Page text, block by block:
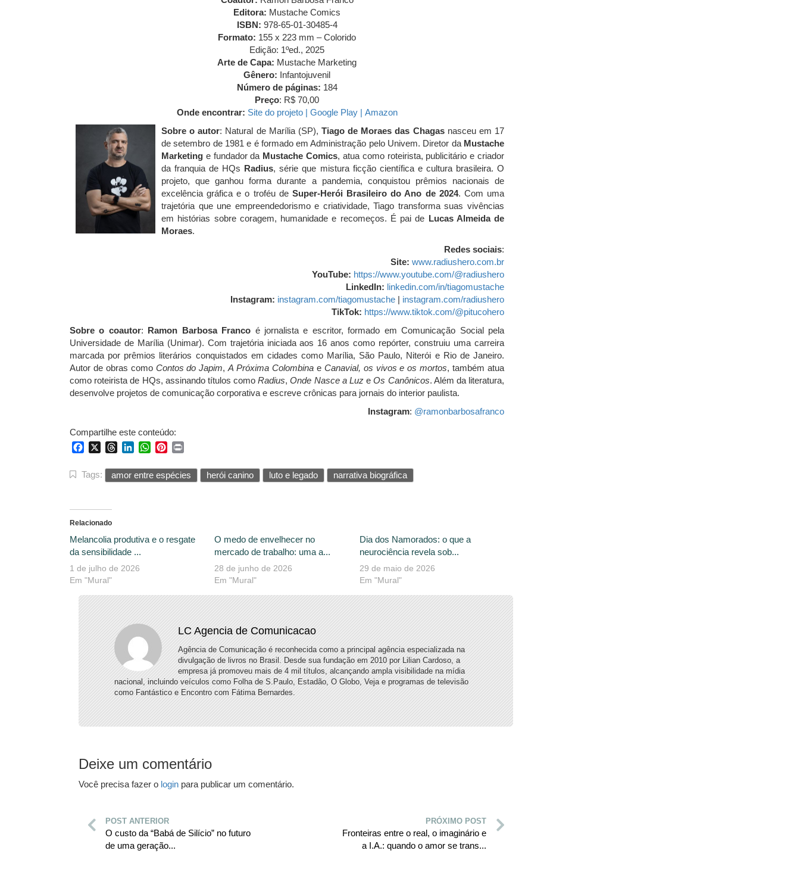
Editora: Mustache Comics
ISBN: 978-65-01-30485-4
Formato: 155 x 223 mm – Colorido
Edição: 1ºed., 2025
Arte de Capa: Mustache Marketing
Gênero: Infantojuvenil
Número de páginas: 184
Preço: R$ 70,00
Onde encontrar: Site do projeto | Google Play | Amazon
Sobre o autor: Natural de Marília (SP), Tiago de Moraes das Chagas nasceu em 17
de setembro de 1981 e é formado em Administração pelo Univem. Diretor da Mustache
Marketing e fundador da Mustache Comics, atua como roteirista, publicitário e criador
da franquia de HQs Radius, série que mistura ficção científica e cultura brasileira. O
projeto, que ganhou forma durante a pandemia, conquistou prêmios nacionais de
excelência gráfica e o troféu de Super-Herói Brasileiro do Ano de 2024. Com uma
trajetória que une empreendedorismo e criatividade, Tiago transforma suas vivências
em histórias sobre coragem, humanidade e recomeços. É pai de Lucas Almeida de
Moraes.
Redes sociais:
Site: www.radiushero.com.br
YouTube: https://www.youtube.com/@radiushero
LinkedIn: linkedin.com/in/tiagomustache
Instagram: instagram.com/tiagomustache | instagram.com/radiushero
TikTok: https://www.tiktok.com/@pitucohero
Sobre o coautor: Ramon Barbosa Franco é jornalista e escritor, formado em Comunicação Social pela
Universidade de Marília (Unimar). Com trajetória iniciada aos 16 anos como repórter, construiu uma carreira
marcada por prêmios literários conquistados em cidades como Marília, São Paulo, Niterói e Rio de Janeiro.
Autor de obras como Contos do Japim, A Próxima Colombina e Canavial, os vivos e os mortos, também atua
como roteirista de HQs, assinando títulos como Radius, Onde Nasce a Luz e Os Canônicos. Além da literatura,
desenvolve projetos de comunicação corporativa e escreve crônicas para jornais do interior paulista.
Instagram: @ramonbarbosafranco
Compartilhe este conteúdo:
FacebookThreadsLinkedInWhatsApp
Pinterest
Tags: amor entre espécies herói canino luto e legado narrativa biográfica
Relacionado
Melancolia produtiva e o resgate
da sensibilidade ...
1 de julho de 2026
Em "Mural"
O medo de envelhecer no
mercado de trabalho: uma a...
28 de junho de 2026
Em "Mural"
Dia dos Namorados: o que a
neurociência revela sob...
29 de maio de 2026
Em "Mural"
LC Agencia de Comunicacao
Agência de Comunicação é reconhecida como a principal agência especializada na
divulgação de livros no Brasil. Desde sua fundação em 2010 por Lilian Cardoso, a
empresa já promoveu mais de 4 mil títulos, alcançando ampla visibilidade na mídia
nacional, incluindo veículos como Folha de S.Paulo, Estadão, O Globo, Veja e programas de televisão
como Fantástico e Encontro com Fátima Bernardes.
Deixe um comentário
Você precisa fazer o login para publicar um comentário.
POST ANTERIOR
O custo da “Babá de Silício” no futuro
de uma geração...
PRÓXIMO POST
Fronteiras entre o real, o imaginário e
a I.A.: quando o amor se trans...